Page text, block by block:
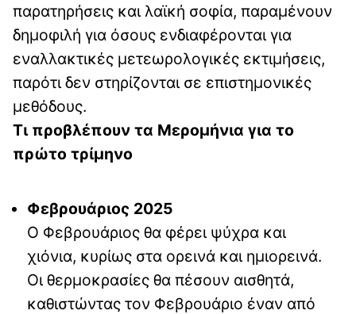
παρατηρήσεις και λαϊκή σοφία, παραμένουν
δημοφιλή για όσους ενδιαφέρονται για
εναλλακτικές μετεωρολογικές εκτιμήσεις,
παρότι δεν στηρίζονται σε επιστημονικές
μεθόδους.
Τι προβλέπουν τα Μερομήνια για το
πρώτο τρίμηνο
Φεβρουάριος 2025
Ο Φεβρουάριος θα φέρει ψύχρα και
χιόνια, κυρίως στα ορεινά και ημιορεινά.
Οι θερμοκρασίες θα πέσουν αισθητά,
καθιστώντας τον Φεβρουάριο έναν από